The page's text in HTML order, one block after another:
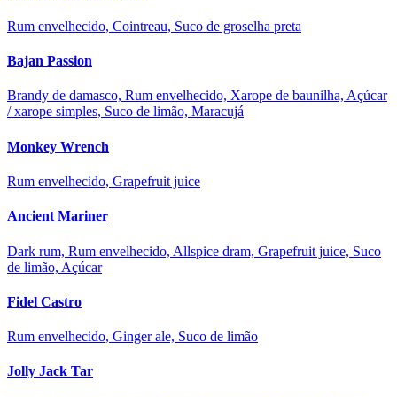
Rum envelhecido, Cointreau, Suco de groselha preta
Bajan Passion
Brandy de damasco, Rum envelhecido, Xarope de baunilha, Açúcar
/ xarope simples, Suco de limão, Maracujá
Monkey Wrench
Rum envelhecido, Grapefruit juice
Ancient Mariner
Dark rum, Rum envelhecido, Allspice dram, Grapefruit juice, Suco
de limão, Açúcar
Fidel Castro
Rum envelhecido, Ginger ale, Suco de limão
Jolly Jack Tar